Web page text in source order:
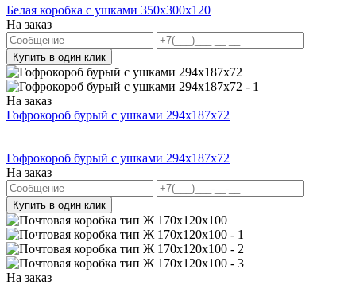
Белая коробка с ушками 350х300х120
На заказ
Купить в один клик
На заказ
Гофрокороб бурый с ушками 294х187х72
Гофрокороб бурый с ушками 294х187х72
На заказ
Купить в один клик
На заказ